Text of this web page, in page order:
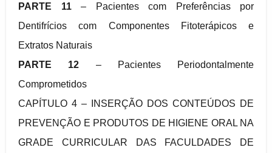
PARTE 11– Pacientes com Preferências por
Dentifrícios com Componentes Fitoterápicos e
Extratos Naturais
PARTE 12 – Pacientes Periodontalmente
Comprometidos
CAPÍTULO 4 – INSERÇÃO DOS CONTEÚDOS DE
PREVENÇÃO E PRODUTOS DE HIGIENE ORAL NA
GRADE CURRICULAR DAS FACULDADES DE